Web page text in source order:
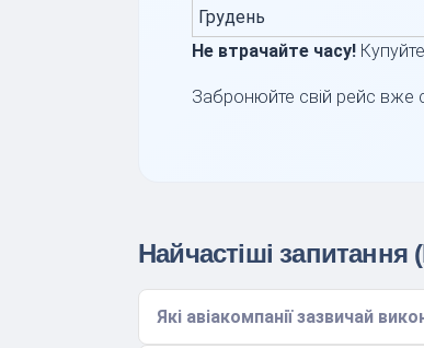
Грудень
Не втрачайте часу!
Забронюйте свій рейс вже
Найчастіші запитання
Які авіакомпанії зазвичай